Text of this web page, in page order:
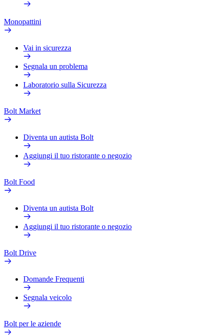
Monopattini
Vai in sicurezza
Segnala un problema
Laboratorio sulla Sicurezza
Bolt Market
Diventa un autista Bolt
Aggiungi il tuo ristorante o negozio
Bolt Food
Diventa un autista Bolt
Aggiungi il tuo ristorante o negozio
Bolt Drive
Domande Frequenti
Segnala veicolo
Bolt per le aziende